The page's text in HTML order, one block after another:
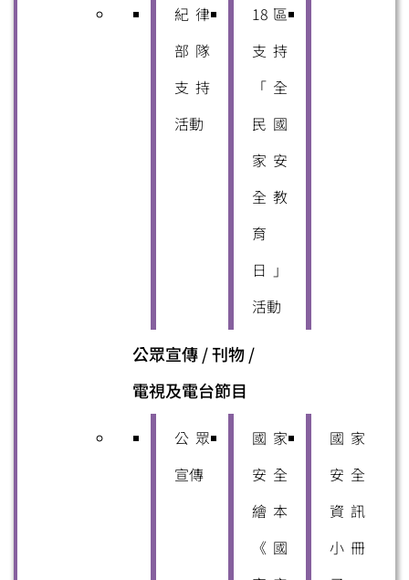
紀律
部隊
支持
活動
18區
支持
「全
民國
家安
全教
育
日」
活動
公眾宣傳 / 刊物 /
電視及電台節目
公眾
宣傳
國家
安全
繪本
《國
國家
安全
資訊
小冊